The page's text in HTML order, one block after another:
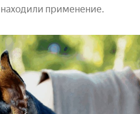
применение.